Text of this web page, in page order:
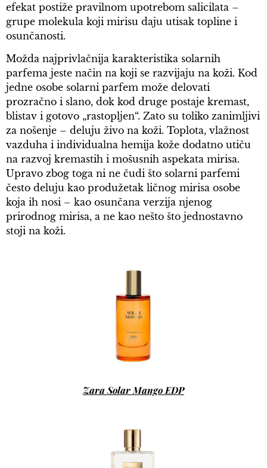
efekat postiže pravilnom upotrebom salicilata –
grupe molekula koji mirisu daju utisak topline i
osunčanosti.
Možda najprivlačnija karakteristika solarnih
parfema jeste način na koji se razvijaju na koži. Kod
jedne osobe solarni parfem može delovati
prozračno i slano, dok kod druge postaje kremast,
blistav i gotovo „rastopljen“. Zato su toliko zanimljivi
za nošenje – deluju živo na koži. Toplota, vlažnost
vazduha i individualna hemija kože dodatno utiču
na razvoj kremastih i mošusnih aspekata mirisa.
Upravo zbog toga ni ne čudi što solarni parfemi
često deluju kao produžetak ličnog mirisa osobe
koja ih nosi – kao osunčana verzija njenog
prirodnog mirisa, a ne kao nešto što jednostavno
stoji na koži.
Zara Solar Mango EDP